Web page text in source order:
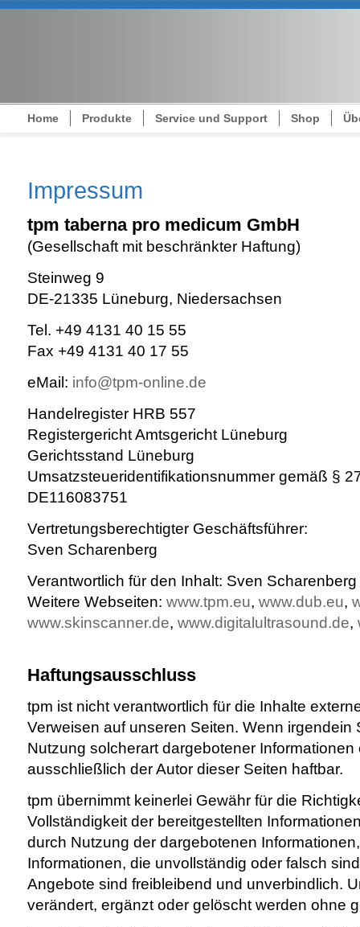
überspringen
Home Produkte Service und Support Shop
Impressum
tpm taberna pro medicum GmbH
(Gesellschaft mit beschränkter Haftung)
Steinweg 9
DE-21335 Lüneburg, Niedersachsen
Tel. +49 4131 40 15 55
Fax +49 4131 40 17 55
eMail: info@tpm-online.de
Handelregister HRB 557
Registergericht Amtsgericht Lüneburg
Gerichtsstand Lüneburg
Umsatzsteueridentifikationsnummer gemäß §
DE116083751
Vertretungsberechtigter Geschäftsführer:
Sven Scharenberg
Verantwortlich für den Inhalt: Sven Scharenberg
Weitere Webseiten: www.tpm.eu, www.dub.eu,
www.skinscanner.de, www.digitalultrasound.de,
Haftungsausschluss
tpm ist nicht verantwortlich für die Inhalte
Verweisen auf unseren Seiten. Wenn irgendein
Nutzung solcherart dargebotener Informationen
ausschließlich der Autor dieser Seiten haftbar.
tpm übernimmt keinerlei Gewähr für die
Vollständigkeit der bereitgestellten
durch Nutzung der dargebotenen
Informationen, die unvollständig oder falsch
Angebote sind freibleibend und unverbindlich.
verändert, ergänzt oder gelöscht werden ohne